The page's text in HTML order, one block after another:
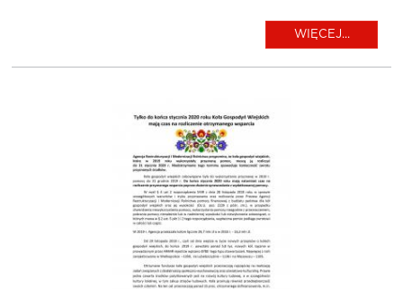
WIĘCEJ...